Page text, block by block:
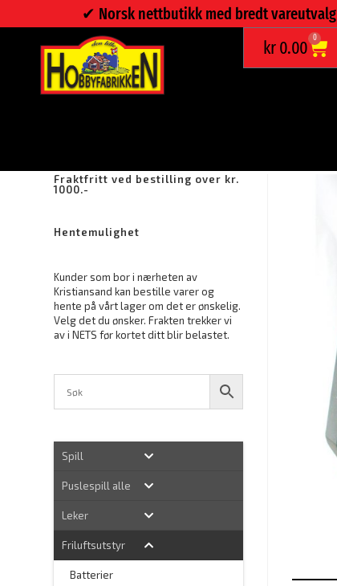
✔︎ Norsk nettbutikk med bredt vareutvalg
kr0.00 0
Fraktfritt ved bestilling over kr.
1000.-
Hentemulighet
Kunder som bor i nærheten av
Kristiansand kan bestille varer og
hente på vårt lager om det er ønskelig.
Velg det du ønsker. Frakten trekker vi
av i NETS før kortet ditt blir belastet.
Spill
Puslespill alle
Leker
Friluftsutstyr
Batterier